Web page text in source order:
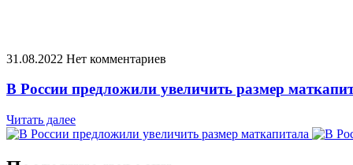
31.08.2022 Нет комментариев
В России предложили увеличить размер
Читать далее